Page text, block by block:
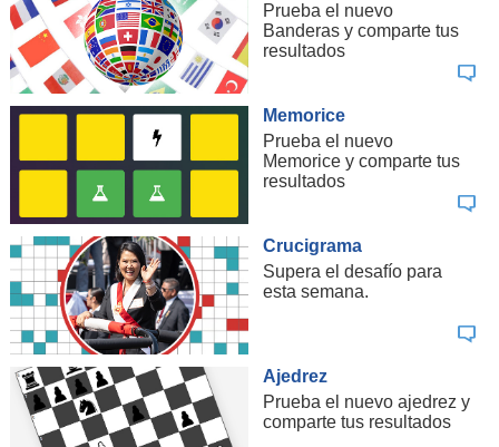
Prueba el nuevo
Banderas y comparte tus
resultados
Memorice
Prueba el nuevo
Memorice y comparte tus
resultados
Crucigrama
Supera el desafío para
esta semana.
Ajedrez
Prueba el nuevo ajedrez y
comparte tus resultados